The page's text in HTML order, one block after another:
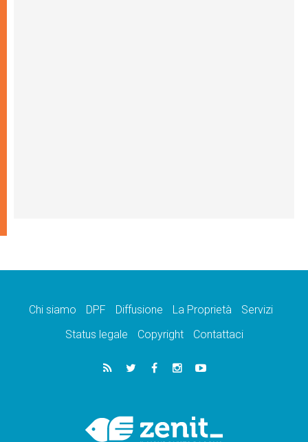
Chi siamo DPF Diffusione La Proprietà
Servizi
Status legale
Copyright Contattaci